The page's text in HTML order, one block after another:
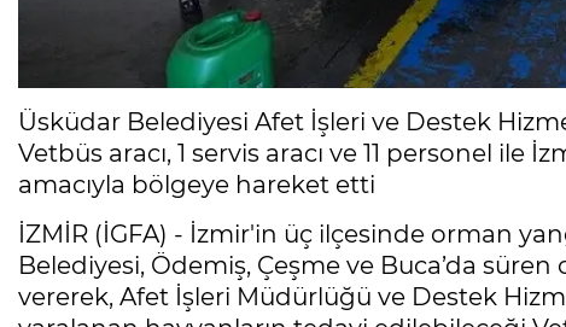
Üsküdar Belediyesi Afet İşleri ve Destek
Vetbüs aracı, 1 servis aracı ve 11 personel ile
amacıyla bölgeye hareket etti
İZMİR (İGFA) - İzmir'in üç ilçesinde orman
Belediyesi, Ödemiş, Çeşme ve Buca’da
vererek, Afet İşleri Müdürlüğü ve Destek